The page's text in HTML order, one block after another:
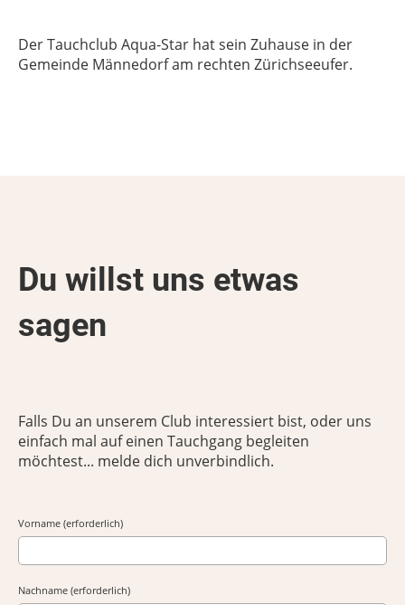
Der Tauchclub Aqua-Star hat sein Zuhause in der
Gemeinde Männedorf am rechten Zürichseeufer.
Du willst uns etwas
sagen
Falls Du an unserem Club interessiert bist, oder uns
einfach mal auf einen Tauchgang begleiten
möchtest... melde dich unverbindlich.
Vorname (erforderlich)
Nachname (erforderlich)